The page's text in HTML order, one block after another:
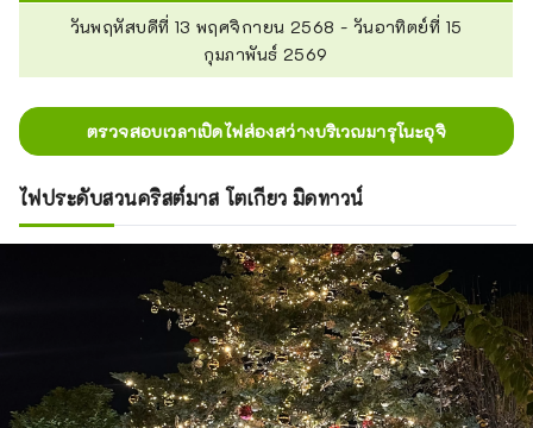
วันพฤหัสบดีที่ 13 พฤศจิกายน 2568 - วันอาทิตย์ที่ 15
กุมภาพันธ์ 2569
ตรวจสอบเวลาเปิดไฟส่องสว่างบริเวณมารุโนะอุจิ
ไฟประดับสวนคริสต์มาส โตเกียว มิดทาวน์